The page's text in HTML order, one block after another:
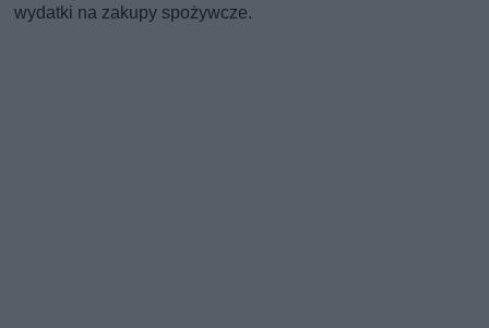
wydatki na zakupy spożywcze.